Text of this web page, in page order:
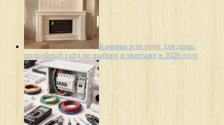
Камины или печи для дома:
подробный гайд по выбору и монтажу в 2026 году